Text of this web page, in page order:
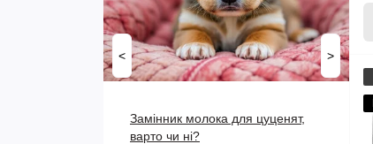
Замінник молока для цуценят,
варто чи ні?
< >